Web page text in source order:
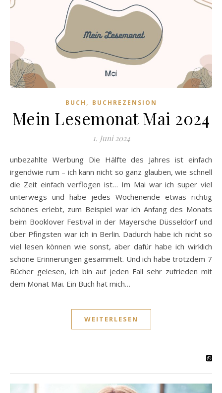
BUCH , BUCHREZENSION
Mein Lesemonat Mai 2024
1. Juni 2024
unbezahlte Werbung Die Hälfte des Jahres ist einfach
irgendwie rum – ich kann nicht so ganz glauben, wie schnell
die Zeit einfach verflogen ist… Im Mai war ich super viel
unterwegs und habe jedes Wochenende etwas richtig
schönes erlebt, zum Beispiel war ich Anfang des Monats
beim Booklover Festival in der Mayersche Düsseldorf und
über Pfingsten war ich in Berlin. Dadurch habe ich nicht so
viel lesen können wie sonst, aber dafür habe ich wirklich
schöne Erinnerungen gesammelt. Und ich habe trotzdem 7
Bücher gelesen, ich bin auf jeden Fall sehr zufrieden mit
dem Monat Mai. Ein Buch hat mich…
WEITERLESEN